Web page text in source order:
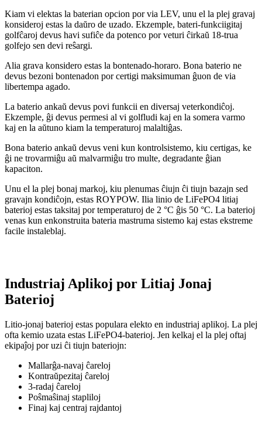
Kiam vi elektas la baterian opcion por via LEV, unu el la plej gravaj
konsideroj estas la daŭro de uzado. Ekzemple, bateri-funkciigitaj
golfĉaroj devus havi sufiĉe da potenco por veturi ĉirkaŭ 18-trua
golfejo sen devi reŝargi.
Alia grava konsidero estas la bontenado-horaro. Bona baterio ne
devus bezoni bontenadon por certigi maksimuman ĝuon de via
libertempa agado.
La baterio ankaŭ devus povi funkcii en diversaj veterkondiĉoj.
Ekzemple, ĝi devus permesi al vi golfludi kaj en la somera varmo
kaj en la aŭtuno kiam la temperaturoj malaltiĝas.
Bona baterio ankaŭ devus veni kun kontrolsistemo, kiu certigas, ke
ĝi ne trovarmiĝu aŭ malvarmiĝu tro multe, degradante ĝian
kapaciton.
Unu el la plej bonaj markoj, kiu plenumas ĉiujn ĉi tiujn bazajn sed
gravajn kondiĉojn, estas ROYPOW. Ilia linio de LiFePO4 litiaj
baterioj estas taksitaj por temperaturoj de 2 °C ĝis 50 °C. La baterioj
venas kun enkonstruita bateria mastruma sistemo kaj estas ekstreme
facile instaleblaj.
Industriaj Aplikoj por Litiaj Jonaj
Baterioj
Litio-jonaj baterioj estas populara elekto en industriaj aplikoj. La plej
ofta kemio uzata estas LiFePO4-baterioj. Jen kelkaj el la plej oftaj
ekipaĵoj por uzi ĉi tiujn bateriojn:
Mallarĝa-navaj ĉareloj
Kontraŭpezitaj ĉareloj
3-radaj ĉareloj
Poŝmaŝinaj stapliloj
Finaj kaj centraj rajdantoj